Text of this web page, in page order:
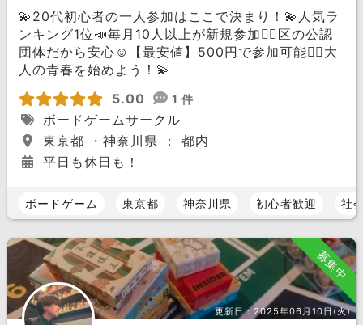
💫20代初心者の一人参加はここで決まり！💫人気ラ
ンキング1位📣毎月10人以上が新規参加🏃‍♀️区の公認
団体だから安心☺️【最安値】500円で参加可能🙆‍♀️大
人の青春を始めよう！💫
5.00
1 件
ボードゲームサークル
東京都 ・神奈川県 ： 都内
平日も休日も！
ボードゲーム 東京都 神奈川県 初心者歓迎 社
募集中
更新日： 2025年06月10日(火)